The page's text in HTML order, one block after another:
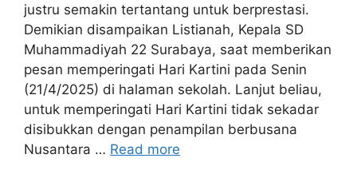
justru semakin tertantang untuk berprestasi.
Demikian disampaikan Listianah, Kepala SD
Muhammadiyah 22 Surabaya, saat memberikan
pesan memperingati Hari Kartini pada Senin
(21/4/2025) di halaman sekolah. Lanjut beliau,
untuk memperingati Hari Kartini tidak sekadar
disibukkan dengan penampilan berbusana
Nusantara … Read more